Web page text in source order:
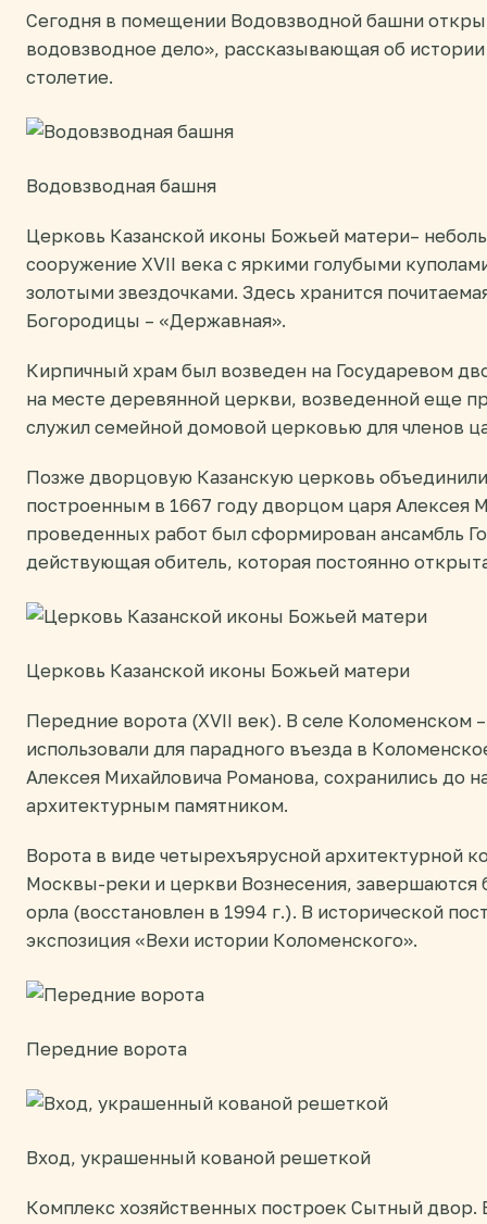
Сегодня в помещении Водовзводной башни
водовзводное дело», рассказывающая об
столетие.
Водовзводная башня
Церковь Казанской иконы Божьей матери–
сооружение XVII века с яркими голубыми
золотыми звездочками. Здесь хранится
Богородицы – «Державная».
Кирпичный храм был возведен на Государевом
на месте деревянной церкви, возведенной еще
служил семейной домовой церковью для членов
Позже дворцовую Казанскую церковь
построенным в 1667 году дворцом царя Алексея
проведенных работ был сформирован ансамбль
действующая обитель, которая постоянно
Церковь Казанской иконы Божьей матери
Передние ворота (XVII век). В селе Коломенском
использовали для парадного въезда в
Алексея Михайловича Романова, сохранились до
архитектурным памятником.
Ворота в виде четырехъярусной архитектурной
Москвы-реки и церкви Вознесения, завершаются
орла (восстановлен в 1994 г.). В исторической
экспозиция «Вехи истории Коломенского».
Передние ворота
Вход, украшенный кованой решеткой
Комплекс хозяйственных построек Сытный двор.